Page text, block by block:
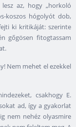
az, hogy „horkoló
koszos hógolyót dob,
ki kritikáját: szerinte
gőgösen fitogtassam
Nem mehet el ezekkel
csakhogy E.
ad, így a gyakorlat
nem nehéz olyasmire